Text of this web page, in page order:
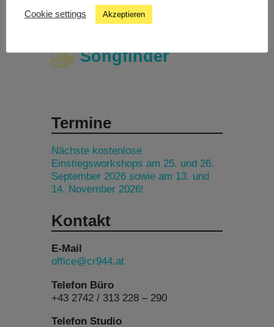
Studiochat
Songfinder
Termine
Nächste kostenlose
Einstiegsworkshops am 25. und 26.
September 2026 sowie am 13. und
14. November 2026!
Kontakt
E-Mail
office@cr944.at
Telefon Büro
+43 2742 / 313 228 – 290
Telefon Studio
Cookie settings Akzeptieren